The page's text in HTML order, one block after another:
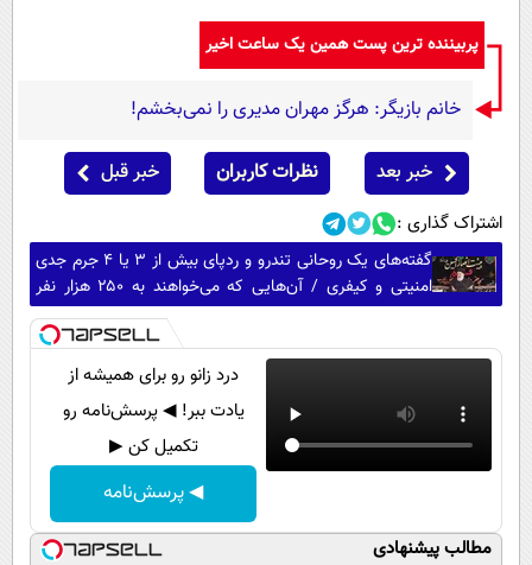
پربیننده ترین پست همین یک ساعت اخیر
خانم بازیگر: هرگز مهران مدیری را نمی‌بخشم!
خبر بعد نظرات کاربران خبر قبل
اشتراک گذاری :
گفته‌های یک روحانی تندرو و ردپای بیش از ۳ یا ۴ جرم جدی
امنیتی و کیفری / آن‌هایی که می‌خواهند به ۲۵۰ هزار نفر
بپیوندند بدانند ...
درد زانو رو برای همیشه از
یادت ببر! ◀ پرسش‌نامه رو
تکمیل کن ▶
◀ پرسش‌نامه
مطالب پیشنهادی